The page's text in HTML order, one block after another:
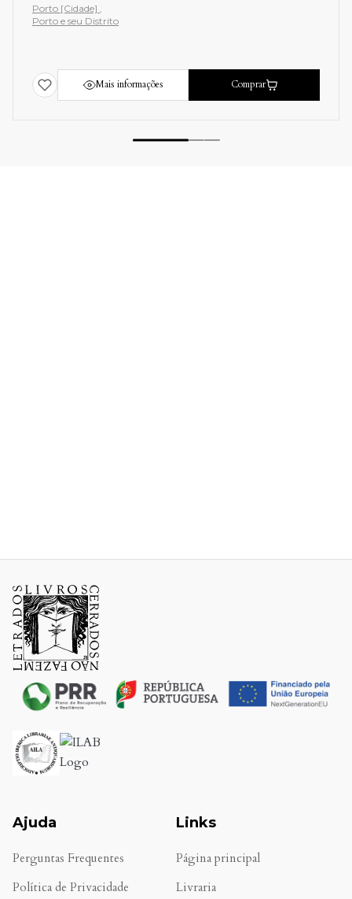
Porto [Cidade]
Porto e seu Distrito
Mais informações Comprar
Ajuda
Perguntas Frequentes
Política de Privacidade
Links
Página principal
Livraria